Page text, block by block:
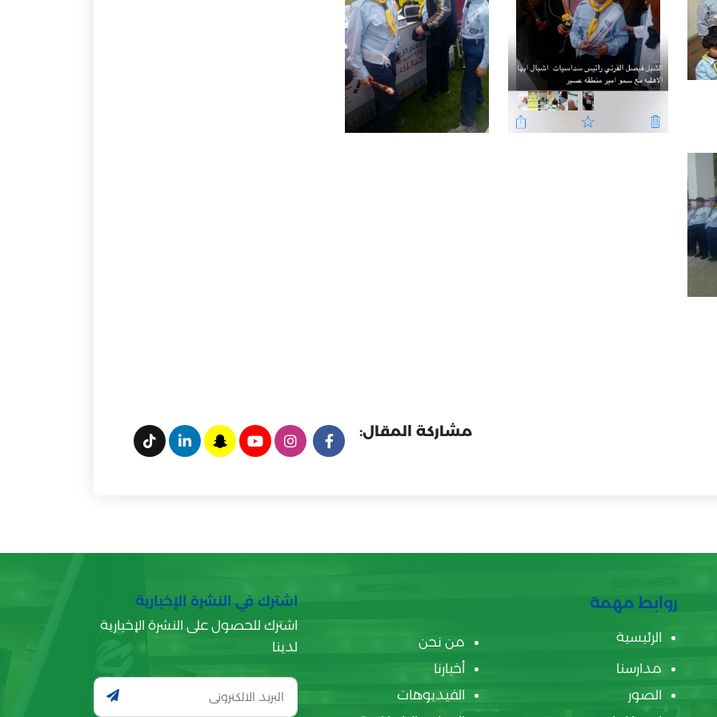
مشاركة المقال:
روابط مهمة
الرئيسية
من نحن
مدارسنا
أخبارنا
الصور
الفيديوهات
اشترك في النشرة الإخبارية
اشترك للحصول على النشرة الإخبارية
لدينا